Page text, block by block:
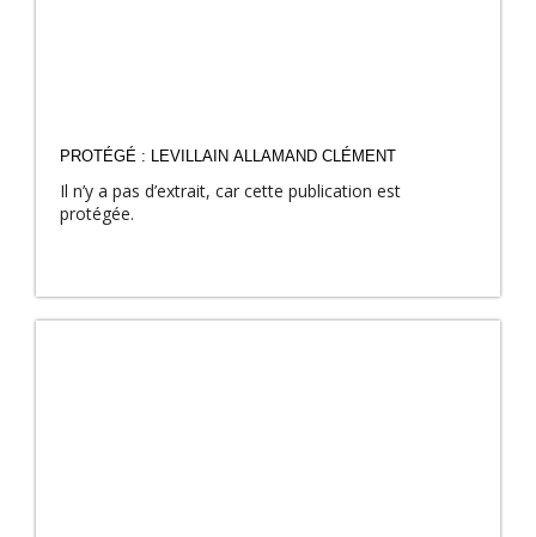
PROTÉGÉ : LEVILLAIN ALLAMAND CLÉMENT
Il n’y a pas d’extrait, car cette publication est
protégée.